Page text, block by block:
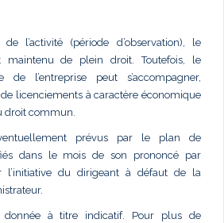
l’activité (période d’observation), le
de plein droit. Toutefois, le
de l’entreprise peut s’accompagner,
licenciements à caractère économique
droit commun.
prévus par le plan de
dans le mois de son prononcé par
l’initiative du dirigeant à défaut de la
donnée à titre indicatif. Pour plus de